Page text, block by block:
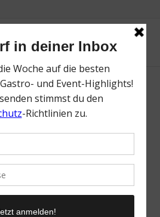
Canon | Mr. Düsseldorf |